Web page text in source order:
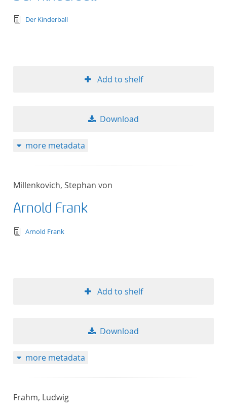
text/tg.edition+tg.aggregation+xml
Der Kinderball
Add to shelf
Download
more metadata
Millenkovich, Stephan von
Arnold Frank
text/tg.edition+tg.aggregation+xml
Arnold Frank
Add to shelf
Download
more metadata
Frahm, Ludwig